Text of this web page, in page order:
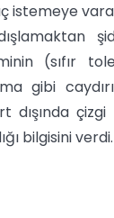
istemeye
(sıfır
gibi
dışında
bilgisini verdi.